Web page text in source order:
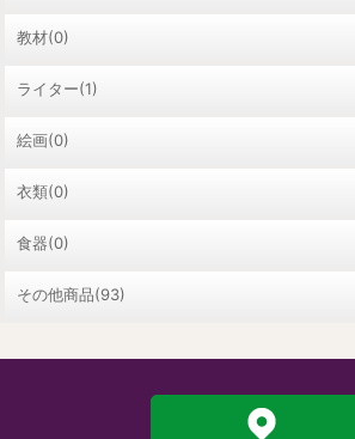
教材(0)
ライター(1)
絵画(0)
衣類(0)
食器(0)
その他商品(93)